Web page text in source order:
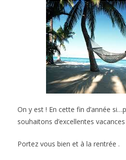
On y est ! En cette fin d’année
souhaitons d’excellentes
Portez vous bien et à la rentrée .